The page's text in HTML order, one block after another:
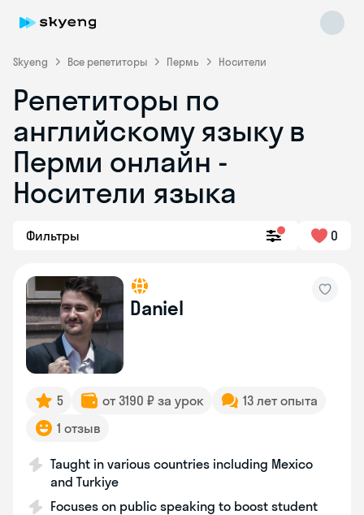
Skyeng Все репетиторы Пермь Носители
Репетиторы по
английскому языку в
Перми онлайн -
Носители языка
Фильтры 0
Daniel
5 от 3190 ₽ за урок
13 лет опыта
1 отзыв
Taught in various countries including Mexico
and Turkiye
Focuses on public speaking to boost student